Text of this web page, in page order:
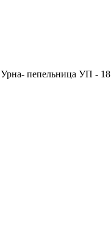
Урна- пепельница УП - 18